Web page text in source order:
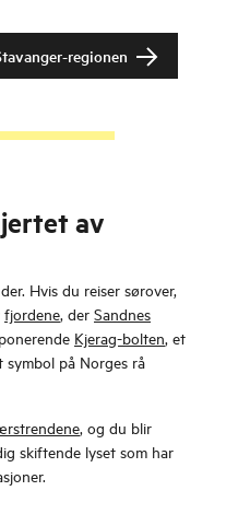
regionen
av
Hvis du reiser sørover,
fjordene, der Sandnes
Kjerag-bolten, et
symbol på Norges rå
, og du blir
skiftende lyset som har